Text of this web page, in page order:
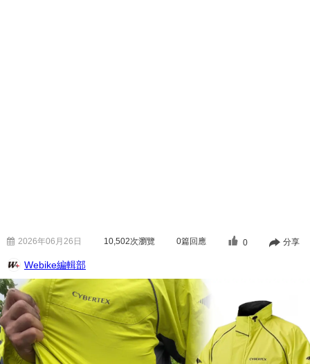
2026年06月26日 10,502次瀏覽 0篇回應 0 分享
Webike編輯部